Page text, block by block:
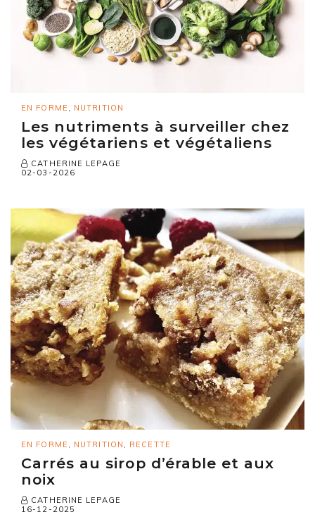
EN FORME , NUTRITION
Les nutriments à surveiller chez
les végétariens et végétaliens
CATHERINE LEPAGE
02-03-2026
EN FORME , NUTRITION , RECETTE
Carrés au sirop d’érable et aux
noix
CATHERINE LEPAGE
16-12-2025